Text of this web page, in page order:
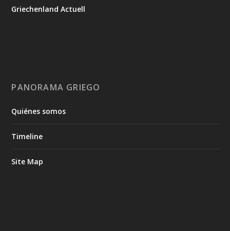
Griechenland Actuell
PANORAMA GRIEGO
Quiénes somos
Timeline
Site Map